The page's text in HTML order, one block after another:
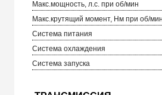
Макс.мощность, л.с. при об/мин
Макс.крутящий момент, Нм при об/
Система питания
Система охлаждения
Система запуска